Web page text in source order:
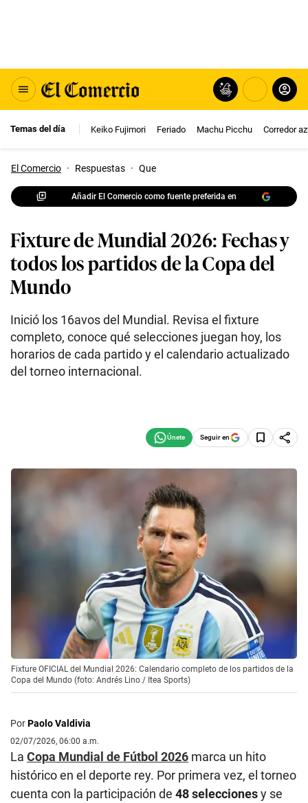
Temas del día Keiko Fujimori Feriado Machu Picchu Corredor
El Comercio · Respuestas · Que
Añadir El Comercio como fuente preferida en
Fixture de Mundial 2026: Fechas y
todos los partidos de la Copa del
Mundo
Inició los 16avos del Mundial. Revisa el fixture
completo, conoce qué selecciones juegan hoy, los
horarios de cada partido y el calendario actualizado
del torneo internacional.
Seguir en
Fixture OFICIAL del Mundial 2026: Calendario completo de los partidos de la
Copa del Mundo (foto: Andrés Lino / Itea Sports)
PorPaolo Valdivia
02/07/2026, 06:00 a.m.
La Copa Mundial de Fútbol 2026 marca un hito
histórico en el deporte rey. Por primera vez, el torneo
cuenta con la participación de 48 seleccionesy se